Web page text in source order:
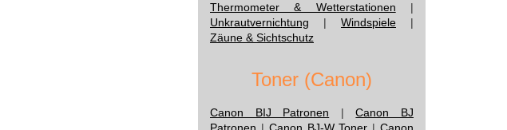
Thermometer & Wetterstationen |
Unkrautvernichtung | Windspiele |
Zäune & Sichtschutz
Toner (Canon)
Canon BIJ Patronen |Canon BJ